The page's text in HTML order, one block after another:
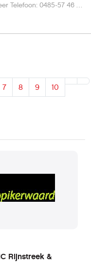
46 29
7 8 9 10
Rijnstreek &